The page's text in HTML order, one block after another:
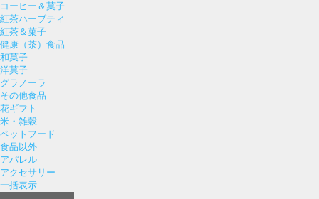
コーヒー＆菓子
紅茶ハーブティ
紅茶＆菓子
健康（茶）食品
和菓子
洋菓子
グラノーラ
その他食品
花ギフト
米・雑穀
ペットフード
食品以外
アパレル
アクセサリー
一括表示